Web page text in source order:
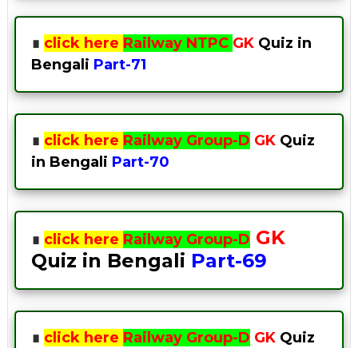
∎ click here Railway NTPC GK Quiz in
Bengali Part-71
∎ click here Railway Group-D GK Quiz
in Bengali Part-70
∎ click here Railway Group-D GK
Quiz in Bengali Part-69
∎ click here Railway Group-D GK Quiz